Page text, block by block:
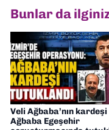
Bunlar da
Veli Ağbaba’nın
Ağbaba Egeşehir